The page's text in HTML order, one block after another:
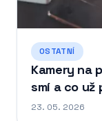
OSTATNÍ
Kamery na
smí a co už
23. 05. 2026